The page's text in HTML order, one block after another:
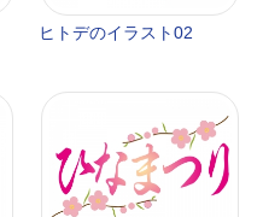
ヒトデのイラスト02